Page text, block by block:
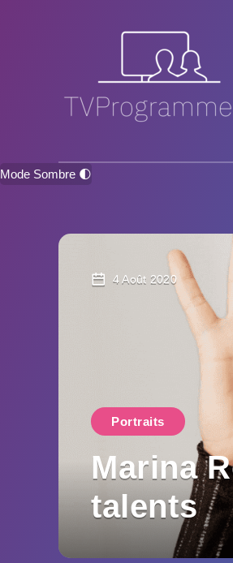
Mode Sombre 🌓
4 Août 2020
Portraits
Marina
talents